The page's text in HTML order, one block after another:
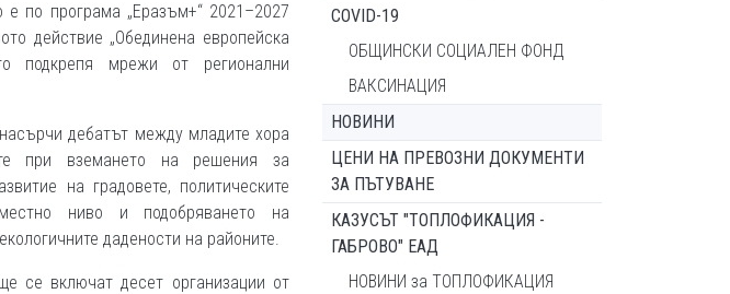
е по програма „Еразъм+“ 2021–2027
действие „Обединена европейска
подкрепя мрежи от регионални
дебатът между младите хора
при вземането на решения за
на градовете, политическите
ниво и подобряването на
дадености на районите.
се включат десет организации от
COVID-19
ОБЩИНСКИ СОЦИАЛЕН ФОНД
ВАКСИНАЦИЯ
НОВИНИ
ЦЕНИ НА ПРЕВОЗНИ ДОКУМЕНТИ
ЗА ПЪТУВАНЕ
КАЗУСЪТ "ТОПЛОФИКАЦИЯ -
ГАБРОВО" ЕАД
НОВИНИ за ТОПЛОФИКАЦИЯ